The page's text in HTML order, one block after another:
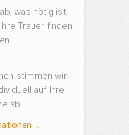
was nötig ist,
Trauer finden
stimmen wir
auf Ihre
ab.